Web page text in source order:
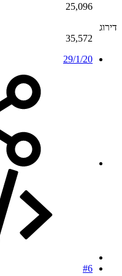
25,096
דירוג
35,572
29/1/20
#6